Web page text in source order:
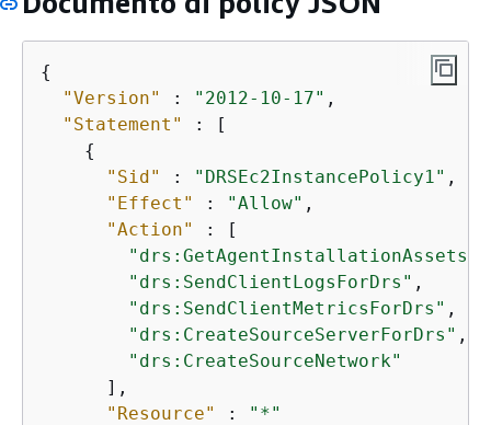
{
"Version"
: "2012-10-17" ,
"Statement"
: [
{
"Sid"
: "DRSEc2InstancePolicy1" ,
"Effect"
: "Allow" ,
"Action"
: [
"drs:SendClientLogsForDrs" ,
"drs:SendClientMetricsForDrs" ,
"drs:CreateSourceServerForDrs" ,
"drs:CreateSourceNetwork"
      ],
"Resource"
:
"*"